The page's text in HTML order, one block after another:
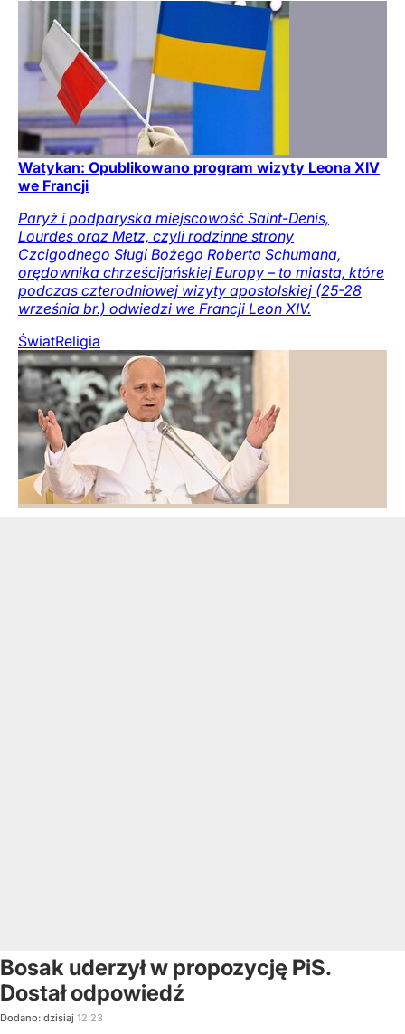
Watykan: Opublikowano program wizyty Leona XIV
we Francji
Paryż i podparyska miejscowość Saint-Denis,
Lourdes oraz Metz, czyli rodzinne strony
Czcigodnego Sługi Bożego Roberta Schumana,
orędownika chrześcijańskiej Europy – to miasta, które
podczas czterodniowej wizyty apostolskiej (25-28
września br.) odwiedzi we Francji Leon XIV.
ŚwiatReligia
Bosak uderzył w propozycję PiS.
Dostał odpowiedź
Dodano: dzisiaj 12:23